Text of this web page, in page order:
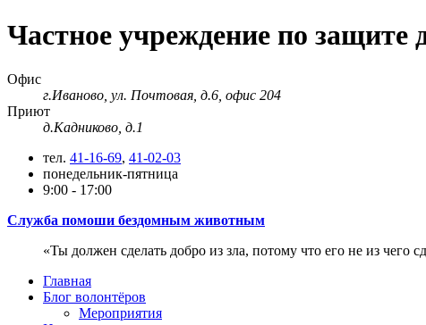
Частное учреждение по
Офис
г.Иваново, ул. Почтовая, д.6, офис 204
Приют
д.Кадниково, д.1
тел. 41-16-69, 41-02-03
понедельник-пятница
9:00 - 17:00
Служба помоши бездомным животным
Ты должен сделать добро из зла, потому что его не из чего
Главная
Блог волонтёров
Мероприятия